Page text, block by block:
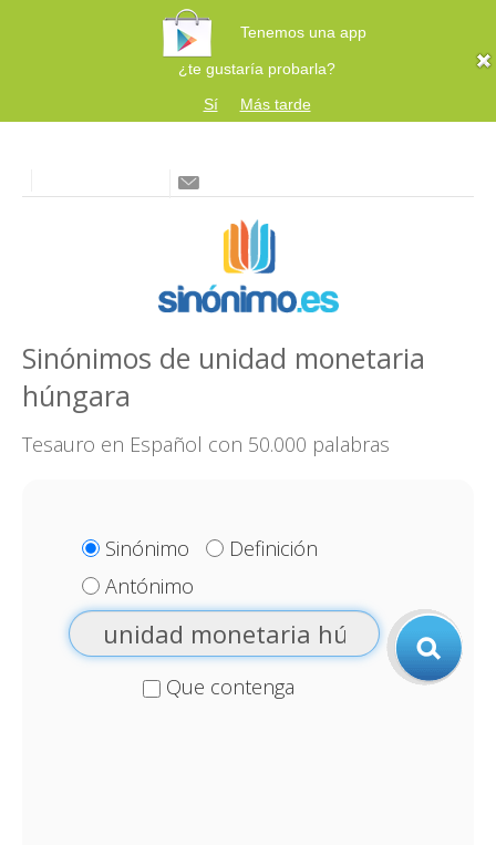
Tenemos una app
¿te gustaría probarla?
Sí
Más tarde
Sinónimos de unidad monetaria
húngara
Tesauro en Español con 50.000 palabras
Sinónimo
Definición
Antónimo
Que contenga